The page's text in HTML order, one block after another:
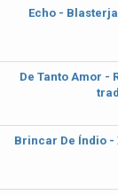
Echo -
De Tanto Amor -
Brincar De Índio